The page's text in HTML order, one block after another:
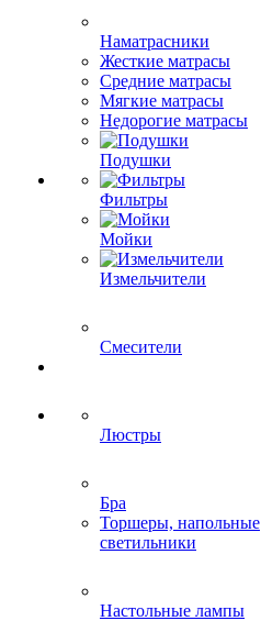
Наматрасники
Жесткие матрасы
Средние матрасы
Мягкие матрасы
Недорогие матрасы
Подушки
Фильтры
Мойки
Измельчители
Смесители
Люстры
Бра
Торшеры, напольные
светильники
Настольные лампы